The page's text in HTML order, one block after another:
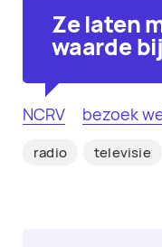
Ze laten
waarde
NCRV bezoek
radio televisie